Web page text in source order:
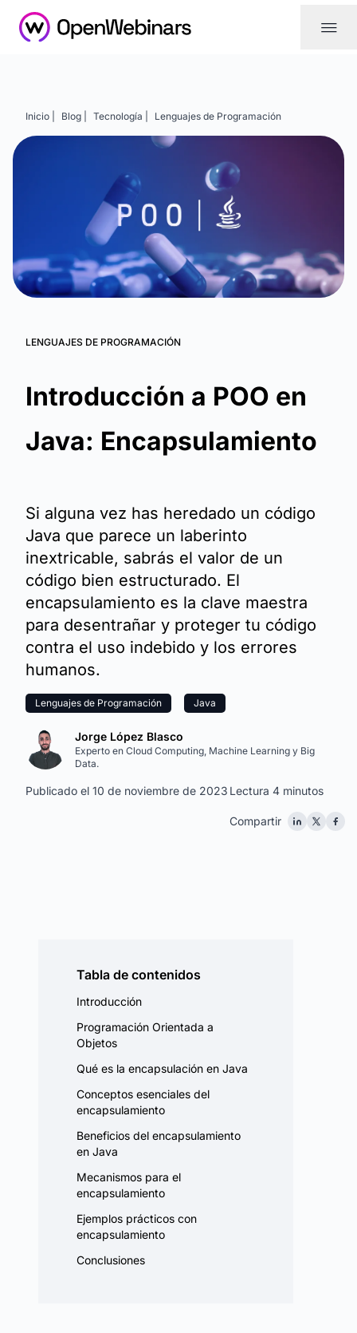
|||
Inicio | Blog | Tecnología | Lenguajes de Programación
LENGUAJES DE PROGRAMACIÓN
Introducción a POO en
Java: Encapsulamiento
Si alguna vez has heredado un código
Java que parece un laberinto
inextricable, sabrás el valor de un
código bien estructurado. El
encapsulamiento es la clave maestra
para desentrañar y proteger tu código
contra el uso indebido y los errores
humanos.
Lenguajes de Programación Java
Jorge López Blasco
Experto en Cloud Computing, Machine Learning y Big
Data.
Lectura 4 minutos
Publicado el 10 de noviembre de 2023
Compartir
Tabla de contenidos
Introducción
Programación Orientada a
Objetos
Qué es la encapsulación en Java
Conceptos esenciales del
encapsulamiento
Beneficios del encapsulamiento
en Java
Mecanismos para el
encapsulamiento
Ejemplos prácticos con
encapsulamiento
Conclusiones